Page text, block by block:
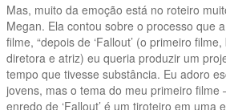
Mas, muito da emoção está no roteiro
Megan. Ela contou sobre o processo que
filme, “depois de ‘Fallout’ (o primeiro
diretora e atriz) eu queria produzir um
tempo que tivesse substância. Eu adoro
jovens, mas o tema do meu primeiro filme
enredo de ‘Fallout’ é um tiroteiro em uma